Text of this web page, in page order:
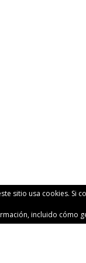
sitio usa cookies. Si
incluido cómo